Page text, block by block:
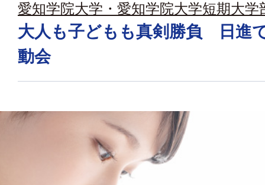
愛知学院大学・愛知学院大学短期大学
大人も子どもも真剣勝負 日進
動会